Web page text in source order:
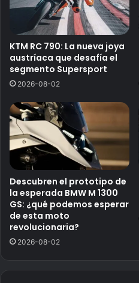
KTM RC 790: La nueva joya
austríaca que desafía el
segmento Supersport
2026-08-02
Descubren el prototipo de
la esperada BMW M 1300
GS: ¿qué podemos esperar
de esta moto
revolucionaria?
2026-08-02